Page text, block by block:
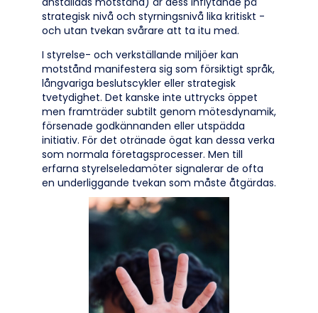
strategisk nivå och styrningsnivå lika kritiskt -
och utan tvekan svårare att ta itu med.
I styrelse- och verkställande miljöer kan
motstånd manifestera sig som försiktigt språk,
långvariga beslutscykler eller strategisk
tvetydighet. Det kanske inte uttrycks öppet
men framträder subtilt genom mötesdynamik,
försenade godkännanden eller utspädda
initiativ. För det otränade ögat kan dessa verka
som normala företagsprocesser. Men till
erfarna styrelseledamöter signalerar de ofta
en underliggande tvekan som måste åtgärdas.